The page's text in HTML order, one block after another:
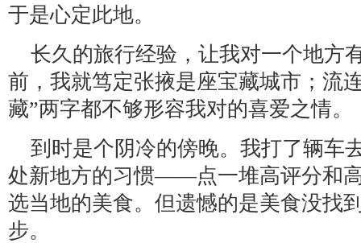
于是心定此地。
长久的旅行经验，让我对一个地方
前，我就笃定张掖是座宝藏城市；流
藏”两字都不够形容我对的喜爱之情。
到时是个阴冷的傍晚。我打了辆车
处新地方的习惯——点一堆高评分和
选当地的美食。但遗憾的是美食没找
步。